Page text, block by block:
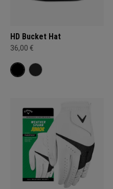
HD Bucket Hat
36,00 €